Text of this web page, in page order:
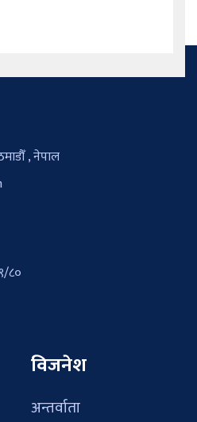
, नेपाल
८०
विजनेश
अन्तर्वाता